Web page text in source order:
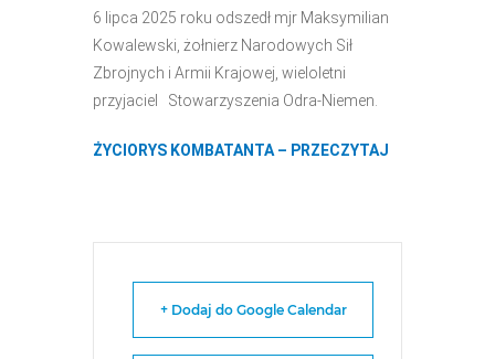
6 lipca 2025 roku odszedł mjr Maksymilian
Kowalewski, żołnierz Narodowych Sił
Zbrojnych i Armii Krajowej, wieloletni
przyjaciel Stowarzyszenia Odra-Niemen.
ŻYCIORYS KOMBATANTA – PRZECZYTAJ
+ Dodaj do Google Calendar